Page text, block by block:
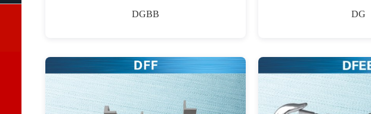
DGBB DG